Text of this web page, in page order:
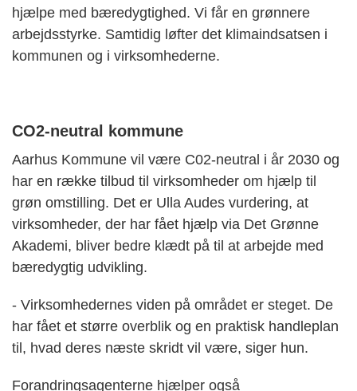
hjælpe med bæredygtighed. Vi får en grønnere
arbejdsstyrke. Samtidig løfter det klimaindsatsen i
kommunen og i virksomhederne.
CO2-neutral kommune
Aarhus Kommune vil være C02-neutral i år 2030 og
har en række tilbud til virksomheder om hjælp til
grøn omstilling. Det er Ulla Audes vurdering, at
virksomheder, der har fået hjælp via Det Grønne
Akademi, bliver bedre klædt på til at arbejde med
bæredygtig udvikling.
- Virksomhedernes viden på området er steget. De
har fået et større overblik og en praktisk handleplan
til, hvad deres næste skridt vil være, siger hun.
Forandringsagenterne hjælper også